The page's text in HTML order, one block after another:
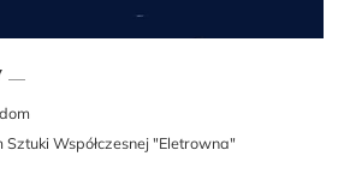
Współczesnej "Eletrowna"